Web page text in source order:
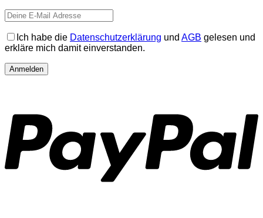
Ich habe die Datenschutzerklärung und AGB gelesen und
erkläre mich damit einverstanden.